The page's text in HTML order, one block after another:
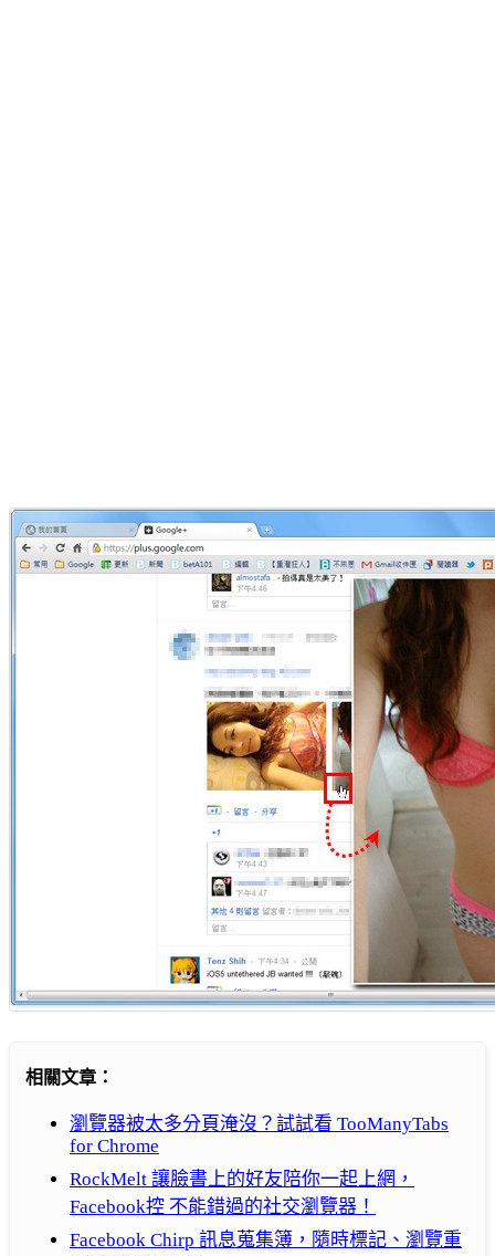
相關文章：
瀏覽器被太多分頁淹沒？試試看 TooManyTabs
for Chrome
RockMelt 讓臉書上的好友陪你一起上網，
Facebook控 不能錯過的社交瀏覽器！
Facebook Chirp 訊息蒐集簿，隨時標記、瀏覽重